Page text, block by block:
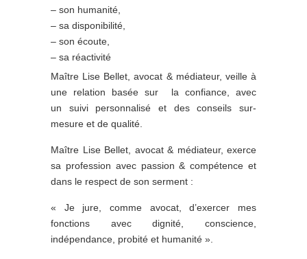
– son humanité,
– sa disponibilité,
– son écoute,
– sa réactivité
Maître Lise Bellet, avocat & médiateur, veille à
une relation basée sur la confiance, avec
un suivi personnalisé et des conseils sur-
mesure et de qualité.
Maître Lise Bellet, avocat & médiateur, exerce
sa profession avec passion & compétence et
dans le respect de son serment :
« Je jure, comme avocat, d’exercer mes
fonctions avec dignité, conscience,
indépendance, probité et humanité ».